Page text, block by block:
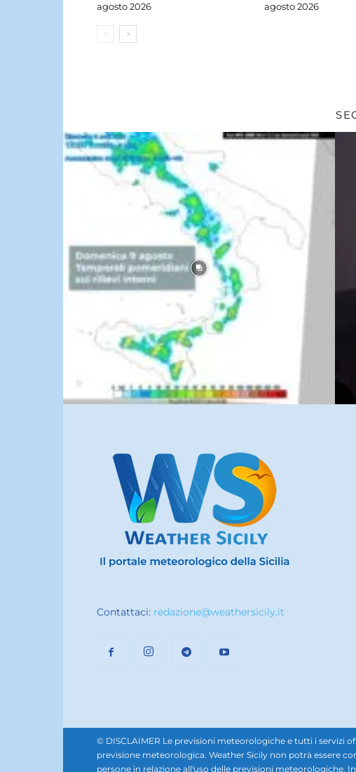
agosto 2026
agosto 2026
Contattaci: redazione@weathersicily.it
© DISCLAIMER Le previsioni meteorologiche e tutti i servizi
previsione meteorologica. Weather Sicily non potrà essere
persone in relazione all'uso delle previsioni meteorologiche.